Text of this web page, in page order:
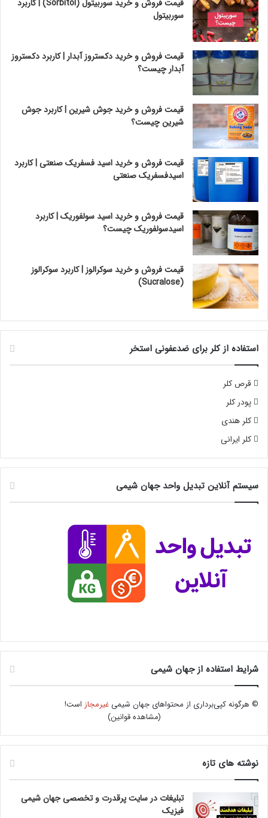
قیمت فروش و خرید سوربیتول (Sorbitol) | کاربرد
سوربیتول
قیمت فروش و خرید دکستروز آبدار | کاربرد دکستروز
آبدار چیست؟
قیمت فروش و خرید جوش شیرین | کاربرد جوش
شیرین چیست؟
قیمت فروش و خرید اسید فسفریک صنعتی | کاربرد
اسیدفسفریک صنعتی
قیمت فروش و خرید اسید سولفوریک | کاربرد
اسیدسولفوریک چیست؟
قیمت فروش و خرید سوکرالوز | کاربرد سوکرالوز
(Sucralose)
استفاده از کلر برای ضدعفونی استخر
قرص کلر
پودر کلر
کلر هندی
کلر ایرانی
سیستم آنلاین تبدیل واحد جهان شیمی
شرایط استفاده از جهان شیمی
© هرگونه کپی‌برداری از محتواهای جهان شیمیغیرمجاز است!
(مشاهده قوانین)
نوشته های تازه
تبلیغات در سایت پرقدرت و تخصصی جهان شیمی
فیزیک